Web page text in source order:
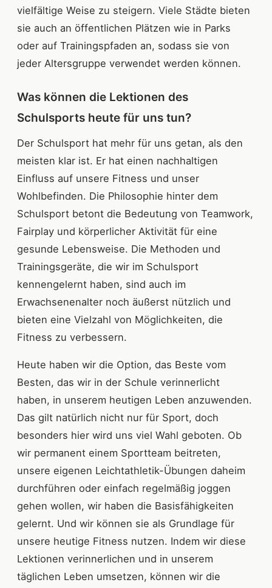
vielfältige Weise zu steigern. Viele Städte bieten
sie auch an öffentlichen Plätzen wie in Parks
oder auf Trainingspfaden an, sodass sie von
jeder Altersgruppe verwendet werden können.
Was können die Lektionen des
Schulsports heute für uns tun?
Der Schulsport hat mehr für uns getan, als den
meisten klar ist. Er hat einen nachhaltigen
Einfluss auf unsere Fitness und unser
Wohlbefinden. Die Philosophie hinter dem
Schulsport betont die Bedeutung von Teamwork,
Fairplay und körperlicher Aktivität für eine
gesunde Lebensweise. Die Methoden und
Trainingsgeräte, die wir im Schulsport
kennengelernt haben, sind auch im
Erwachsenenalter noch äußerst nützlich und
bieten eine Vielzahl von Möglichkeiten, die
Fitness zu verbessern.
Heute haben wir die Option, das Beste vom
Besten, das wir in der Schule verinnerlicht
haben, in unserem heutigen Leben anzuwenden.
Das gilt natürlich nicht nur für Sport, doch
besonders hier wird uns viel Wahl geboten. Ob
wir permanent einem Sportteam beitreten,
unsere eigenen Leichtathletik-Übungen daheim
durchführen oder einfach regelmäßig joggen
gehen wollen, wir haben die Basisfähigkeiten
gelernt. Und wir können sie als Grundlage für
unsere heutige Fitness nutzen. Indem wir diese
Lektionen verinnerlichen und in unserem
täglichen Leben umsetzen, können wir die